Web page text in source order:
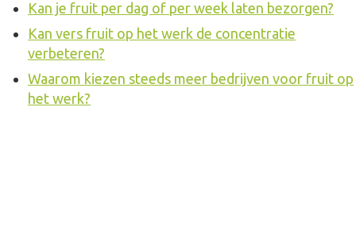
Kan je fruit per dag of per week laten bezorgen?
Kan vers fruit op het werk de concentratie
verbeteren?
Waarom kiezen steeds meer bedrijven voor fruit op
het werk?